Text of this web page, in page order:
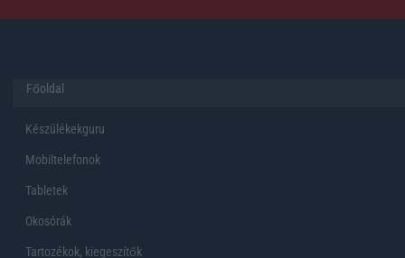
Főoldal
Készülékekguru
Mobiltelefonok
Tabletek
Okosórák
Tartozékok, kiegeszítők